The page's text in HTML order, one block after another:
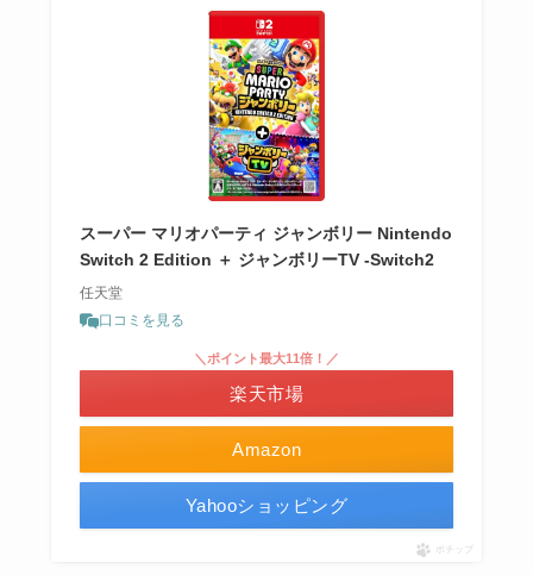
スーパー マリオパーティ ジャンボリー Nintendo
Switch 2 Edition ＋ ジャンボリーTV -Switch2
任天堂
口コミを見る
Amazon
＼ポイント最大11倍！／
楽天市場
Yahooショッピング
ポチップ